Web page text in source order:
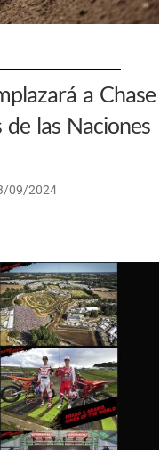
a Chase
las Naciones
09/2024